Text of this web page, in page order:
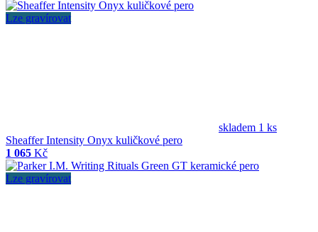
Lze gravírovat
skladem 1 ks
Sheaffer Intensity Onyx kuličkové pero
1 065 Kč
Lze gravírovat